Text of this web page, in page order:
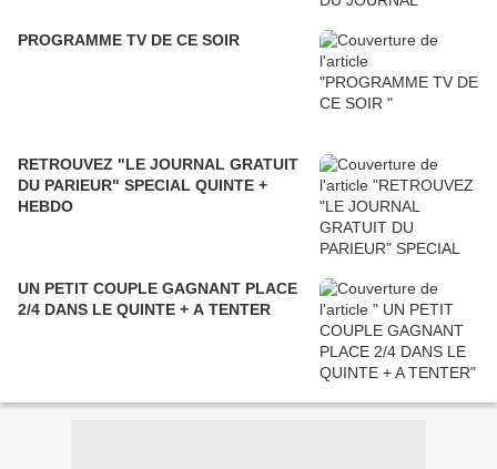
PROGRAMME TV DE CE SOIR
RETROUVEZ "LE JOURNAL GRATUIT
DU PARIEUR" SPECIAL QUINTE +
HEBDO
UN PETIT COUPLE GAGNANT PLACE
2/4 DANS LE QUINTE + A TENTER